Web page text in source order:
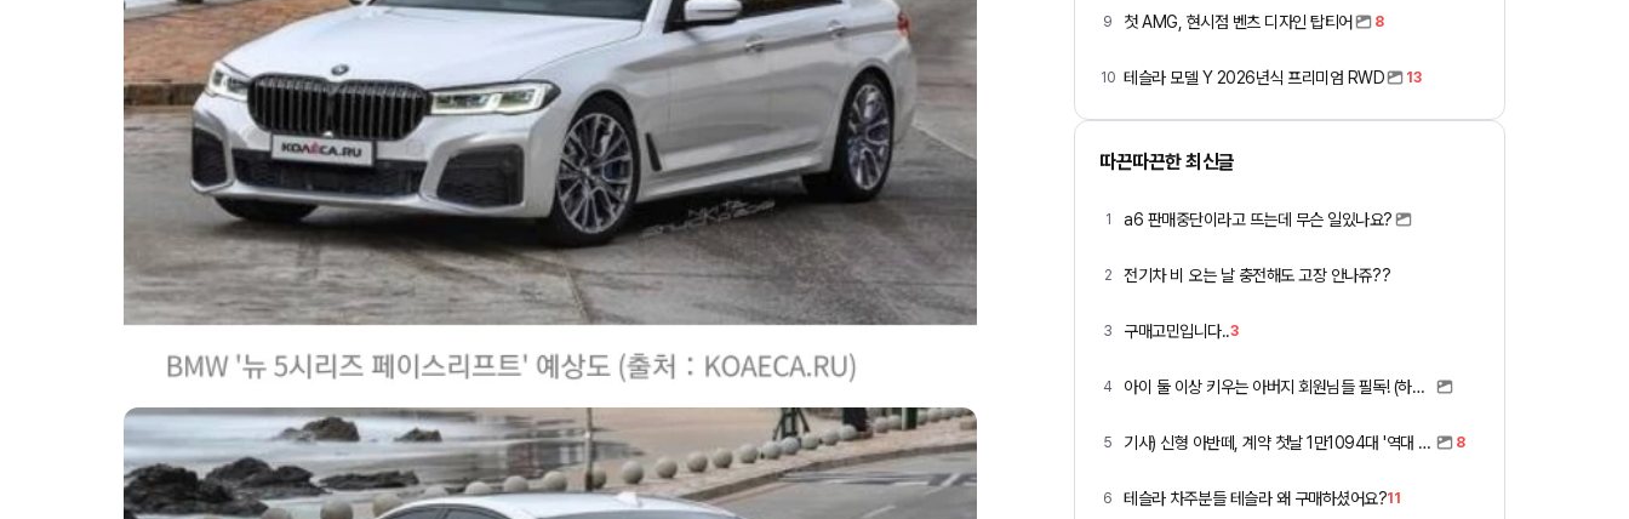
9 첫 AMG, 현시점 벤츠 디자인 탑티어 8
10 테슬라 모델 Y 2026년식 프리미엄 RWD 13
따끈따끈한 최신글
1 a6 판매중단이라고 뜨는데 무슨 일있나요?
2 전기차 비 오는 날 충전해도 고장 안나쥬??
3 구매고민입니다..3
4 아이 둘 이상 키우는 아버지 회원님들 필독! (하이패스 할인)
5 기사) 신형 아반떼, 계약 첫날 1만1094대 '역대 최고' 8
6 테슬라 차주분들 테슬라 왜 구매하셨어요?11